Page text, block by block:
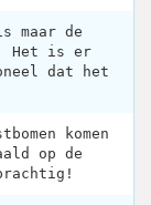
maar de
Het is er
dat het
komen
op de